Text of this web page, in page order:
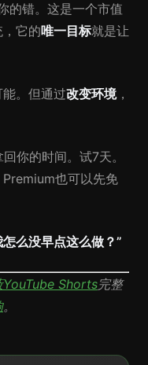
的错。这是一个市值
它的唯一目标就是让
。但通过改变环境，
你的时间。试7天。
也可以先免
怎么没早点这么做？”
YouTube Shorts完整
。